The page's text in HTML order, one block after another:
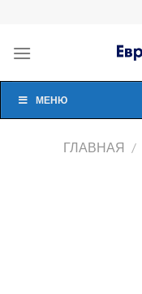
content
МЕНЮ
ГЛАВНАЯ /